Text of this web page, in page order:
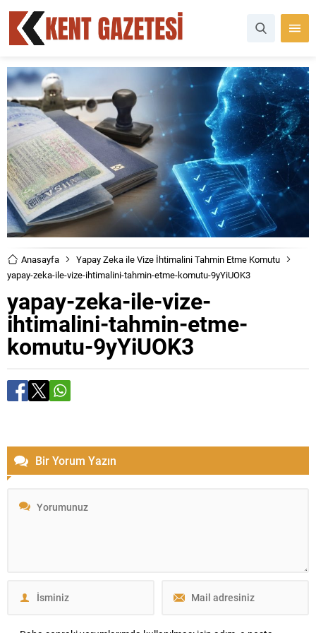
Anasayfa
Yapay Zeka ile Vize İhtimalini Tahmin Etme Komutu
yapay-zeka-ile-vize-ihtimalini-tahmin-etme-komutu-9yYiUOK3
yapay-zeka-ile-vize-
ihtimalini-tahmin-etme-
komutu-9yYiUOK3
Bir Yorum Yazın